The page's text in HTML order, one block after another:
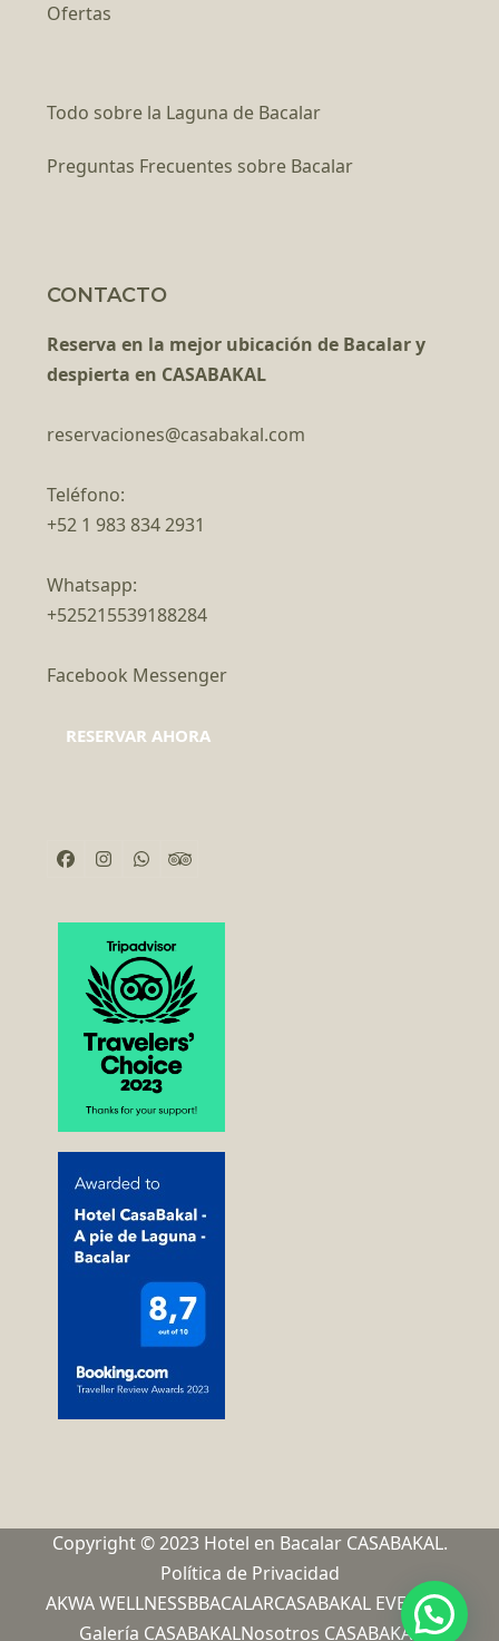
Ofertas
Todo sobre la Laguna de Bacalar
Preguntas Frecuentes sobre Bacalar
CONTACTO
Reserva en la mejor ubicación de Bacalar y
despierta en CASABAKAL
reservaciones@casabakal.com
Teléfono:
+52 1 983 834 2931
Whatsapp:
+525215539188284
Facebook Messenger
RESERVAR AHORA
Facebook
Instagram
WhatsappTripadvisor
Copyright © 2023 Hotel en Bacalar CASABAKAL.
Política de Privacidad
AKWA WELLNESSBBACALARCASABAKAL EVENTOS
Galería CASABAKALNosotros CASABAKAL